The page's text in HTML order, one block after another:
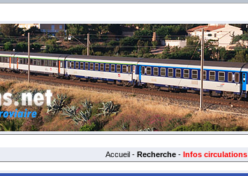
Accueil - Recherche - Infos circulations